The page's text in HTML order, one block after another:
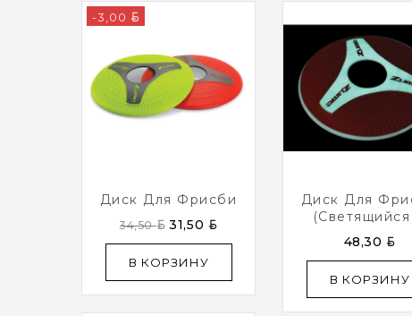
-3,00 BYN
Диск Для Фрисби
34,50BYN 31,50 BYN
В КОРЗИНУ
Диск Для
Темноте)
48,30 BYN
В КОРЗИНУ